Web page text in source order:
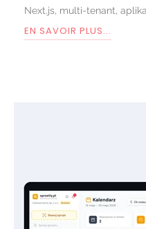
Next.js, multi-tenant,
EN SAVOIR PLUS...